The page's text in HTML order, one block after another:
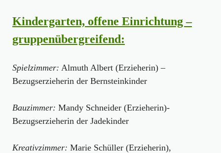
Kindergarten, offene Einrichtung –
gruppenübergreifend:
Spielzimmer: Almuth Albert (Erzieherin) –
Bezugserzieherin der Bernsteinkinder
Bauzimmer: Mandy Schneider (Erzieherin)-
Bezugserzieherin der Jadekinder
Kreativzimmer: Marie Schüller (Erzieherin),